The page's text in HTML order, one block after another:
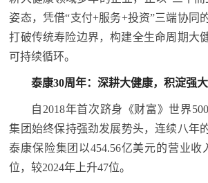
姿态，凭借“支付+服务+投资”三端协同
打破传统寿险边界，构建全生命周期大
可持续循环。
泰康30周年：深耕大健康，积淀强
自2018年首次跻身《财富》世界
集团始终保持强劲发展势头，连续八年
泰康保险集团以454.56亿美元的营业收
位，较2024年上升47位。